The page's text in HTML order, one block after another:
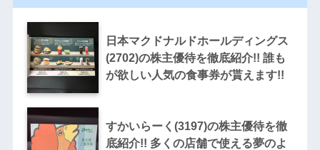
日本マクドナルドホールディングス
(2702)の株主優待を徹底紹介!! 誰も
が欲しい人気の食事券が貰えます!!
すかいらーく(3197)の株主優待を徹
底紹介!! 多くの店舗で使える夢のよ